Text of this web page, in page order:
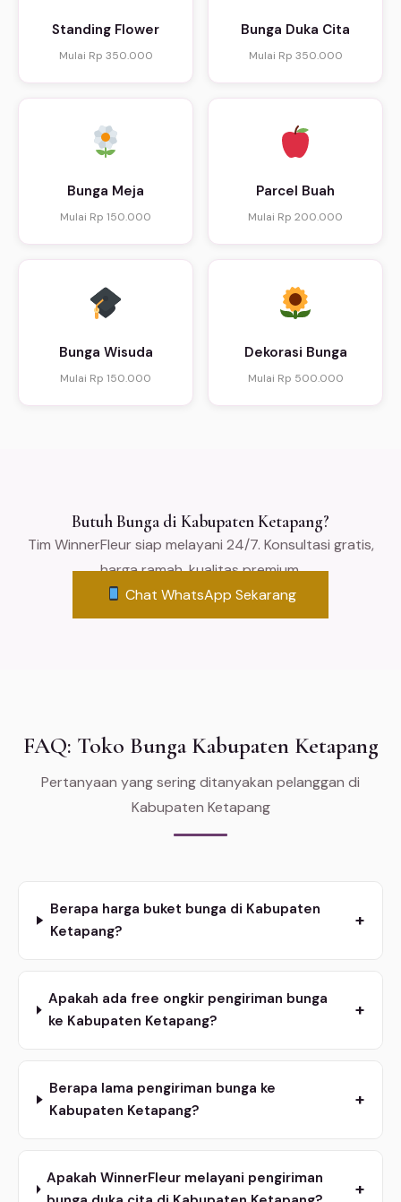
Standing Flower
Mulai Rp 350.000
Bunga Duka Cita
Mulai Rp 350.000
Bunga Meja
Mulai Rp 150.000
Parcel Buah
Mulai Rp 200.000
Bunga Wisuda
Mulai Rp 150.000
Dekorasi Bunga
Mulai Rp 500.000
Butuh Bunga di Kabupaten Ketapang?
Tim WinnerFleur siap melayani 24/7. Konsultasi gratis,
harga ramah, kualitas premium.
Chat WhatsApp Sekarang
FAQ: Toko Bunga Kabupaten Ketapang
Pertanyaan yang sering ditanyakan pelanggan di
Kabupaten Ketapang
Berapa harga buket bunga di Kabupaten
Ketapang?
+
Apakah ada free ongkir pengiriman bunga
ke Kabupaten Ketapang?
+
Berapa lama pengiriman bunga ke
Kabupaten Ketapang?
+
Apakah WinnerFleur melayani pengiriman
+